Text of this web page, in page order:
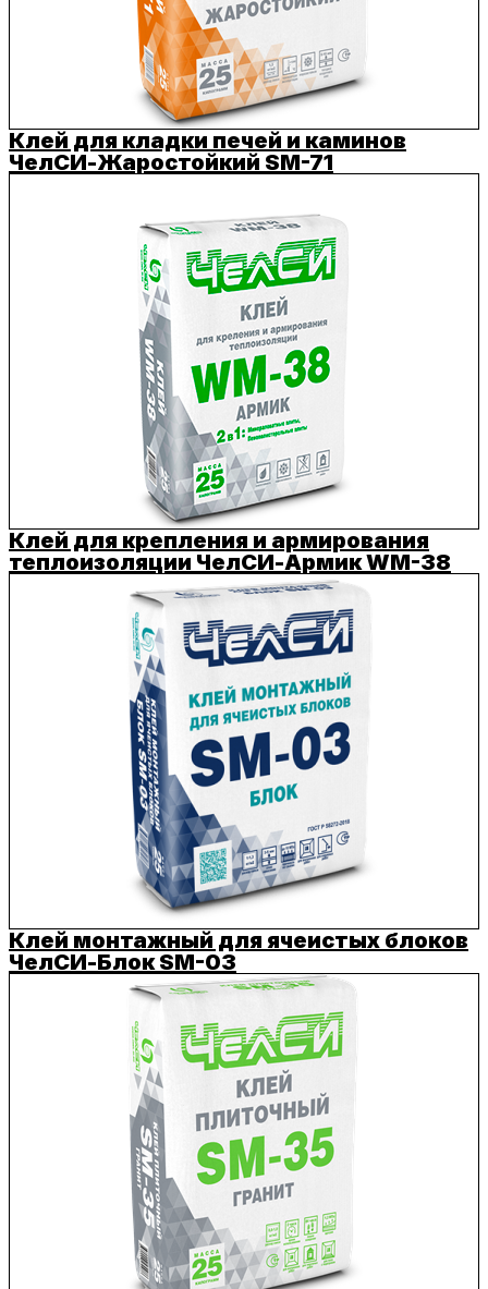
Клей для кладки печей и каминов
ЧелСИ-Жаростойкий SM-71
Клей для крепления и армирования
теплоизоляции ЧелСИ-Армик WM-38
Клей монтажный для ячеистых блоков
ЧелСИ-Блок SM-03